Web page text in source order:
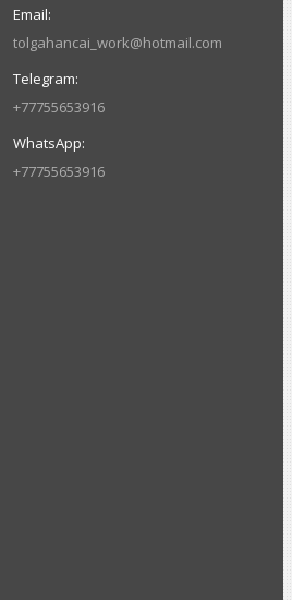
tolgahancai_work@hotmail.com
+77755653916
+77755653916